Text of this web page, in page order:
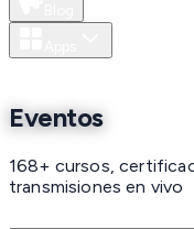
Eventos
168+ cursos,
transmisiones en vivo